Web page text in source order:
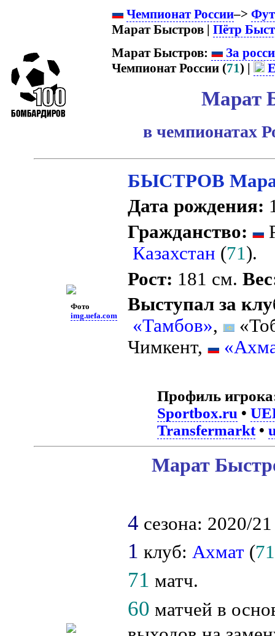
Чемпионат России–>
Марат Быстров | Пётр
Марат Быстров:
За
Чемпионат России (71) |
Марат
в чемпионатах
Фото
img.uefa.com
БЫСТРОВ
Дата рождения:
Гражданство:
Казахстан (71).
Рост: 181 см.
Выступал за
«Тамбов»,
Чимкент,
Профиль
Sportbox.ru •
Transfermarkt•
Марат
4 сезона: 2020/
1 клуб:Ахмат (71
71 матч.
60 матчей в